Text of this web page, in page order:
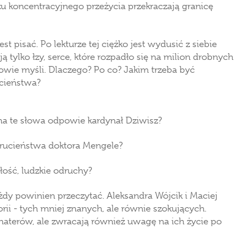
koncentracyjnego przeżycia przekraczają granicę
pisać. Po lekturze tej ciężko jest wydusić z siebie
tylko łzy, serce, które rozpadło się na milion drobnych
myśli. Dlaczego? Po co? Jakim trzeba być
te słowa odpowie kardynał Dziwisz?
doktora Mengele?
ludzkie odruchy?
powinien przeczytać. Aleksandra Wójcik i Maciej
- tych mniej znanych, ale równie szokujących.
ale zwracają również uwagę na ich życie po